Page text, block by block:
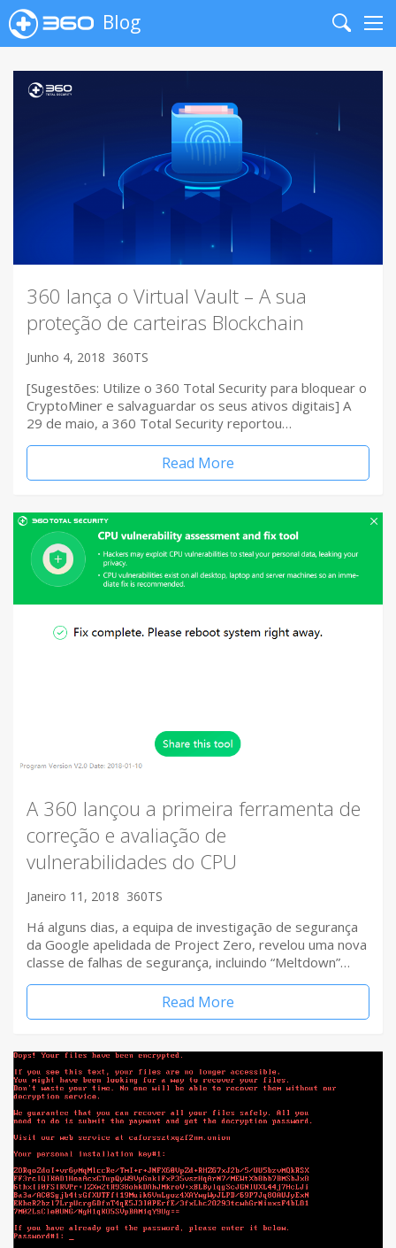
Blog
Search
360 lança o Virtual Vault – A sua
proteção de carteiras Blockchain
Junho 4, 2018 360TS
[Sugestões: Utilize o 360 Total Security para bloquear o
CryptoMiner e salvaguardar os seus ativos digitais] A
29 de maio, a 360 Total Security reportou…
Read More
A 360 lançou a primeira ferramenta de
correção e avaliação de
vulnerabilidades do CPU
Janeiro 11, 2018 360TS
Há alguns dias, a equipa de investigação de segurança
da Google apelidada de Project Zero, revelou uma nova
classe de falhas de segurança, incluindo “Meltdown”…
Read More